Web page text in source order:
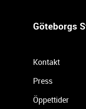
Göteborgs
Kontakt
Press
Öppettider